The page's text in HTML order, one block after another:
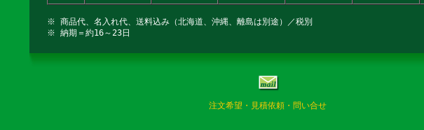
※ 商品代、名入れ代、送料込み（北海道、沖縄、離島は別途）／税別
※ 納期＝約16～23日
注文希望・見積依頼・問い合せ